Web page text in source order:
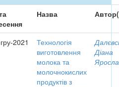
Назва
2021
Технологія
виготовлення
молока та
молочнокислих
продуктів з
Діана